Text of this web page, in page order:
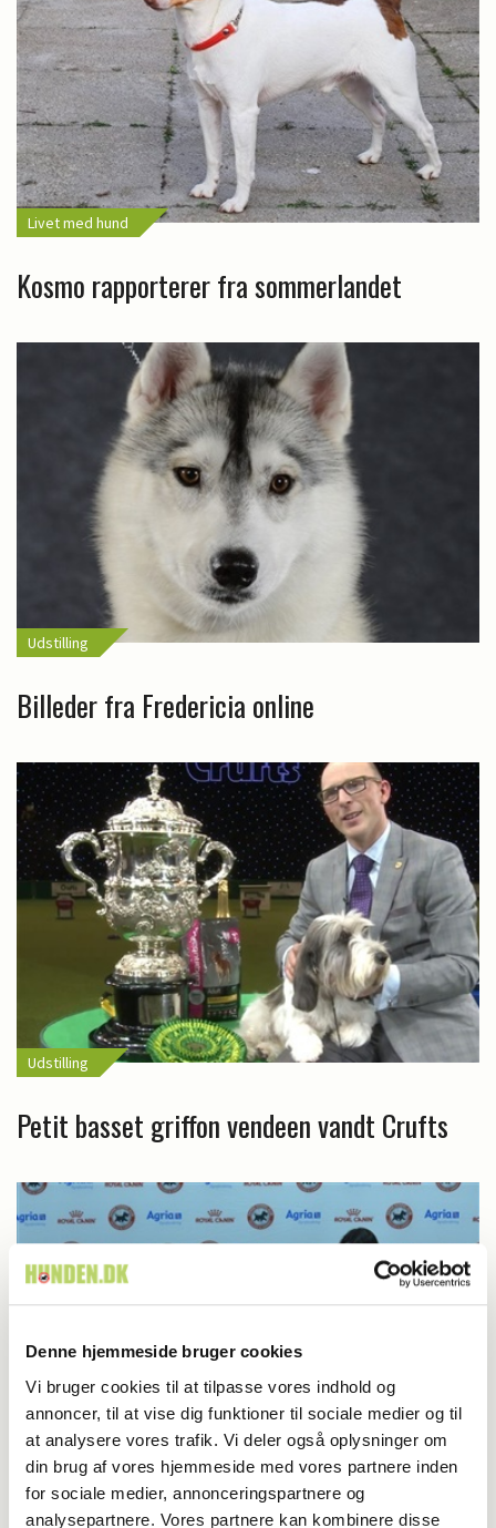
Denne hjemmeside bruger cookies
Vi bruger cookies til at tilpasse vores indhold og
annoncer, til at vise dig funktioner til sociale medier og til
at analysere vores trafik. Vi deler også oplysninger om
din brug af vores hjemmeside med vores partnere inden
for sociale medier, annonceringspartnere og
analysepartnere. Vores partnere kan kombinere disse
Livet med hund
Kosmo rapporterer fra sommerlandet
Udstilling
Billeder fra Fredericia online
Udstilling
Petit basset griffon vendeen vandt Crufts
Udstilling